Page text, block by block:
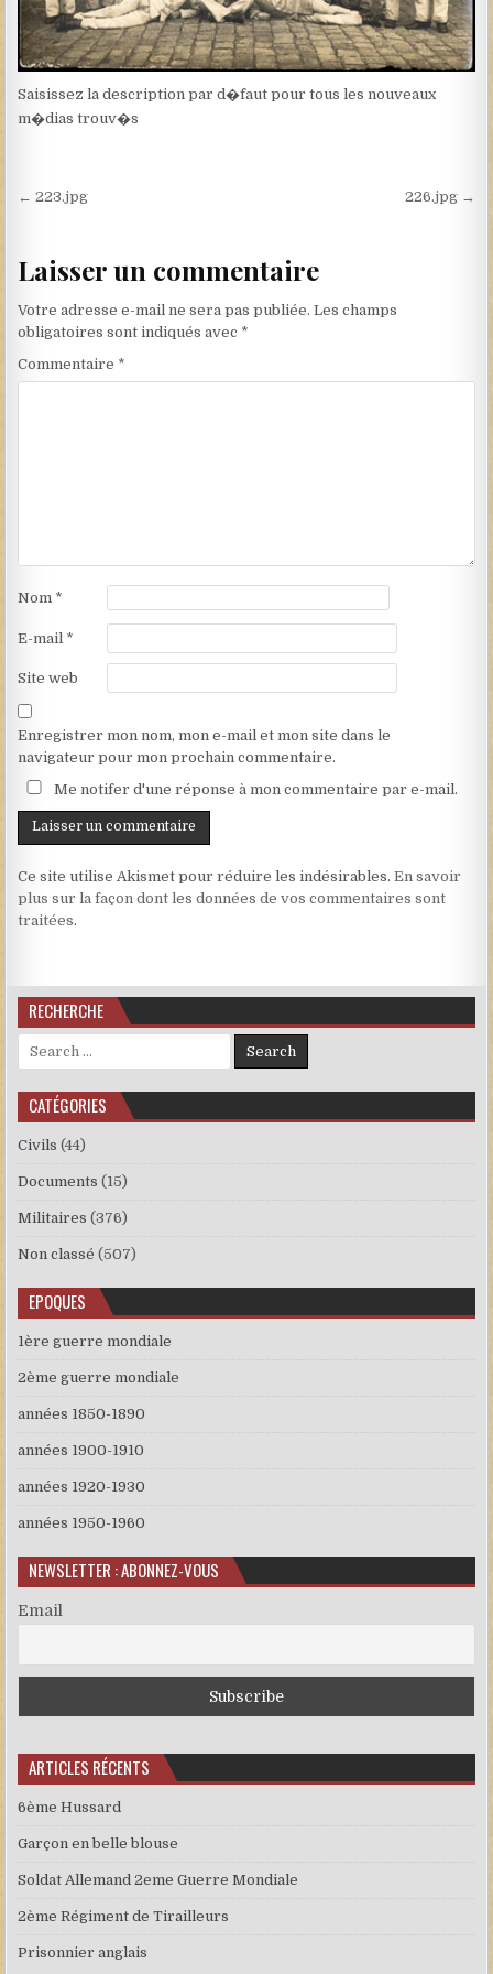
Saisissez la description par d�faut pour tous les nouveaux
m�dias trouv�s
Navigation de l’article
← 223.jpg 226.jpg →
Laisser un commentaire
Votre adresse e-mail ne sera pas publiée. Les champs
obligatoires sont indiqués avec *
Commentaire *
Nom *
E-mail *
Site web
Enregistrer mon nom, mon e-mail et mon site dans le
navigateur pour mon prochain commentaire.
Me notifer d'une réponse à mon commentaire par e-mail.
Ce site utilise Akismet pour réduire les indésirables.En savoir
plus sur la façon dont les données de vos commentaires sont
traitées.
RECHERCHE
Search for:
CATÉGORIES
Civils (44)
Documents (15)
Militaires (376)
Non classé (507)
EPOQUES
1ère guerre mondiale
2ème guerre mondiale
années 1850-1890
années 1900-1910
années 1920-1930
années 1950-1960
NEWSLETTER : ABONNEZ-VOUS
Email
ARTICLES RÉCENTS
6ème Hussard
Garçon en belle blouse
Soldat Allemand 2eme Guerre Mondiale
2ème Régiment de Tirailleurs
Prisonnier anglais